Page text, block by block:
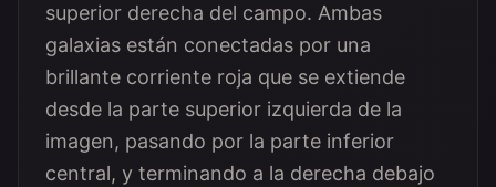
superior derecha del campo. Ambas
galaxias están conectadas por una
brillante corriente roja que se extiende
desde la parte superior izquierda de la
imagen, pasando por la parte inferior
central, y terminando a la derecha debajo